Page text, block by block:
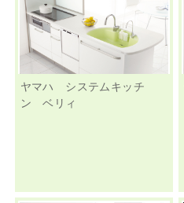
ヤマハ システムキッチ
ン ベリィ